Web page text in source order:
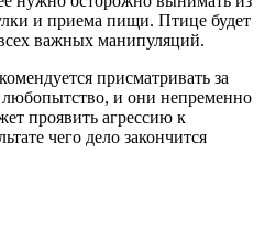
и приема пищи. Птице будет
важных манипуляций.
присматривать за
и они непременно
проявить агрессию к
чего дело закончится